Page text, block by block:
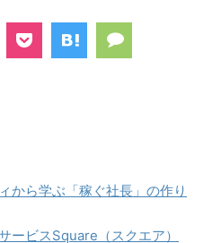
から学ぶ「稼ぐ社長」の作り
ービスSquare（スクエア）